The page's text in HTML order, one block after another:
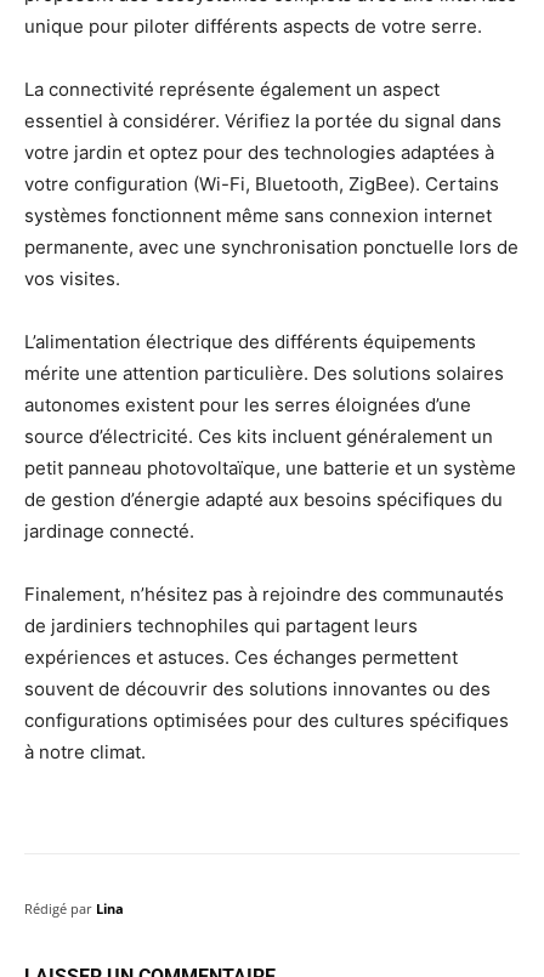
unique pour piloter différents aspects de votre serre.
La connectivité représente également un aspect
essentiel à considérer. Vérifiez la portée du signal dans
votre jardin et optez pour des technologies adaptées à
votre configuration (Wi-Fi, Bluetooth, ZigBee). Certains
systèmes fonctionnent même sans connexion internet
permanente, avec une synchronisation ponctuelle lors de
vos visites.
L’alimentation électrique des différents équipements
mérite une attention particulière. Des solutions solaires
autonomes existent pour les serres éloignées d’une
source d’électricité. Ces kits incluent généralement un
petit panneau photovoltaïque, une batterie et un système
de gestion d’énergie adapté aux besoins spécifiques du
jardinage connecté.
Finalement, n’hésitez pas à rejoindre des communautés
de jardiniers technophiles qui partagent leurs
expériences et astuces. Ces échanges permettent
souvent de découvrir des solutions innovantes ou des
configurations optimisées pour des cultures spécifiques
à notre climat.
Rédigé par Lina